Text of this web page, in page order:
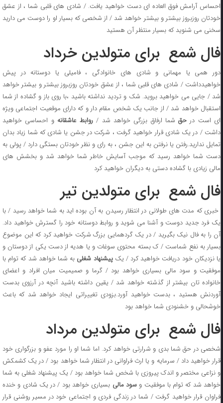
احساس آرامش فوق العاده ای دست خواهید یافت. / شادی های قلبی شما ، از عشق
خودتان روزبروز بیشتر و بیشتر خواهد شد / از شخصی که بسیار او را دوست می دارید
سخنی می شنوید که بسیار منتظر آن هستید
فال شمع برای متولدین خرداد
دور همی یا مهمانی و شادی های خانوادگی ، فامیلی یا دوستانه در پیش
خواهیدداشت / شادی های قلبی شما ، از عشق خودتان روزبروز بیشتر و بیشتر خواهد
شد / جایی می خواهید بروید. شک و تردید نداشته باشید ،با روی باز و گشاده از شما
استقبال خواهد شد / از جانب یک شخص مقام دار و که دارای موقعیت اجتماعی ویژه
ای است در حقشما ارفاق بزرگی خواهد شد / روابط عاشقانهو احساسی خواهید
داشت / در یک شادی قرار خواهید گرفت ، شرکت در جشن یا شادی که شما زیاد بدان
تمایل ندارید.رفتن یا نرفتن به این جشن ، به رای و نظر خودتان بستگی دارد / پولی به
دست شما خواهد رسید که موجب آسایش خاطر شما خواهد شد و بخشش های
مالی زیادی با گشاده دستی به دیگران خواهید کرد
فال شمع برای متولدین تیر
خبری که مدت های طولانی در انتظار رسیدن به آن بوده اید به شما خواهد رسید / با
یک فرد جدید دوست و آشنا می شوید و روابط دوستانه خود را گسترش خواهید داد.
آن را به فال نیک بگیرید / در یک گردهمایی بزرگ شرکت خواهید کرد که این موضوع
بسیار به نفع شماست / ک بسته محتوی سوغات و یا هدیه از دست یکی از دوستان و
یا نزدیکان خود دریافت خواهید کرد / یک پیشنهاد شغلیبه شما خواهد شد که توام با
موفقیت و سود مالی بسیاری خواهد بود / گرما و صمیمیت میان افراد و اعضای
خانواده تان بیشتر از گذشته خواهد شد / یقین داشته باشید آنچه در آرزوی بدست
آوردنش هستید ، بدست خواهید آورد.بزودی تغییراتی ایجاد خواهد شد که باعث
خوشحالی و خشنودی شما خواهد بود
فال شمع برای متولدین مرداد
شخصی در حق شما بدی و شرارتی خواهد کرد. اما شما او را مورد عفو و بزرگواری خود
قرار خواهید داد / سرمایه و یا ارث فراوانی در انتظار شما خواهد بود / در یک کشمکش
و نزاعی مختصر و اندک پیروزی با شخص شما خواهد بود / یک پیشنهاد شغلی به شما
خواهد شد که توام با موفقیت و سود مالیبسیاری خواهد بود / در یک شادی و خنده
فراوان قرار خواهید گرفت / شما در زندگی فردی و اجتماعی خود در مسیر روشنی قرار